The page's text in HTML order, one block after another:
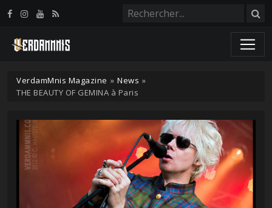
VerdamMnis Magazine » News »
THE BEAUTY OF GEMINA à Paris
Panneau de gestion des cookies